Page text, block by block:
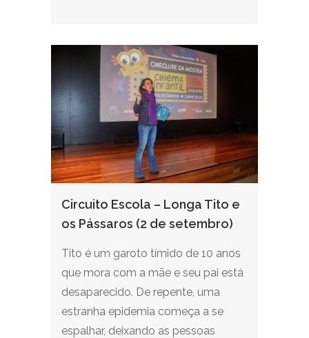
Circuito Escola – Longa Tito e
os Pássaros (2 de setembro)
Tito é um garoto tímido de 10 anos
que mora com a mãe e seu pai está
desaparecido. De repente, uma
estranha epidemia começa a se
espalhar, deixando as pessoas